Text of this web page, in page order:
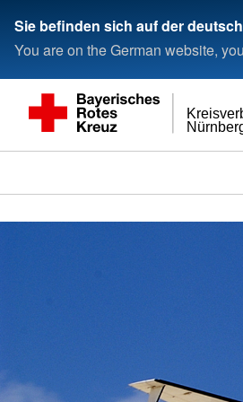
Sie befinden sich auf der
You are on the German website,